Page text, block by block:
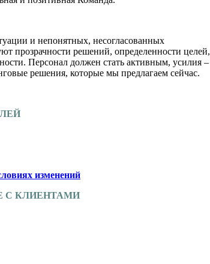
и непонятных, несогласованных
прозрачности решений, определенности целей,
Персонал должен стать активным, усилия –
решения, которые мы предлагаем сейчас.
изменений
С КЛИЕНТАМИ